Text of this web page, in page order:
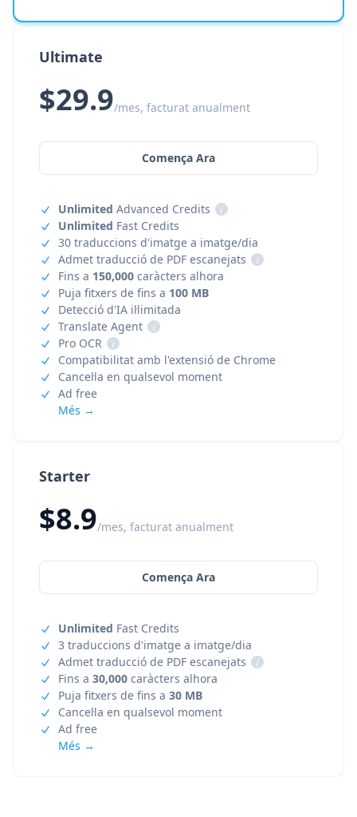
Starter
$8.9/mes, facturat anualment
Comença Ara
Unlimited Fast Credits
3 traduccions d'imatge a imatge/dia
Admet traducció de PDF escanejats
i
Fins a 30,000 caràcters alhora
Puja fitxers de fins a 30 MB
Cancel·la en qualsevol moment
Ad free
Més →
Ultimate
$29.9/mes, facturat anualment
Comença Ara
Unlimited Advanced Credits
i
Unlimited Fast Credits
30 traduccions d'imatge a imatge/dia
Admet traducció de PDF escanejats
i
Fins a 150,000 caràcters alhora
Puja fitxers de fins a 100 MB
Detecció d'IA il·limitada
Translate Agent
i
Pro OCR
i
Compatibilitat amb l'extensió de Chrome
Cancel·la en qualsevol moment
Ad free
Més →